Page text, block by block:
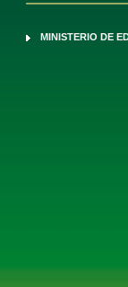
MINISTERIO DE